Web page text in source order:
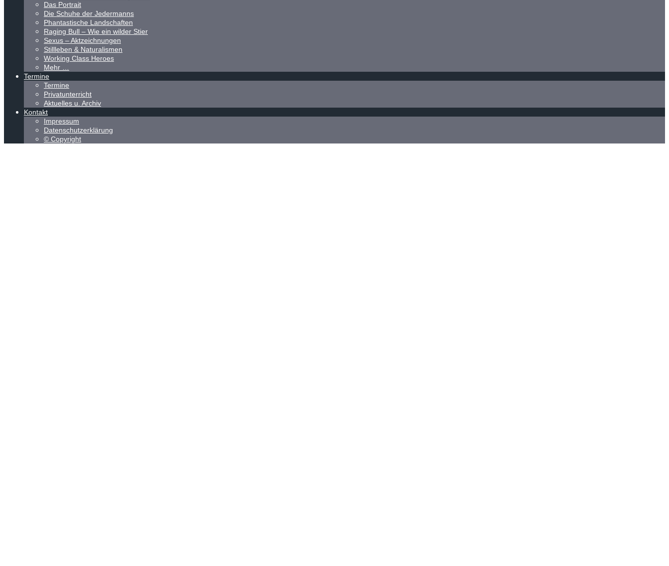
Das Portrait
Die Schuhe der Jedermanns
Phantastische Landschaften
Raging Bull – Wie ein wilder Stier
Sexus – Aktzeichnungen
Stillleben & Naturalismen
Working Class Heroes
Mehr …
Termine
Termine
Privatunterricht
Aktuelles u. Archiv
Kontakt
Impressum
Datenschutzerklärung
© Copyright